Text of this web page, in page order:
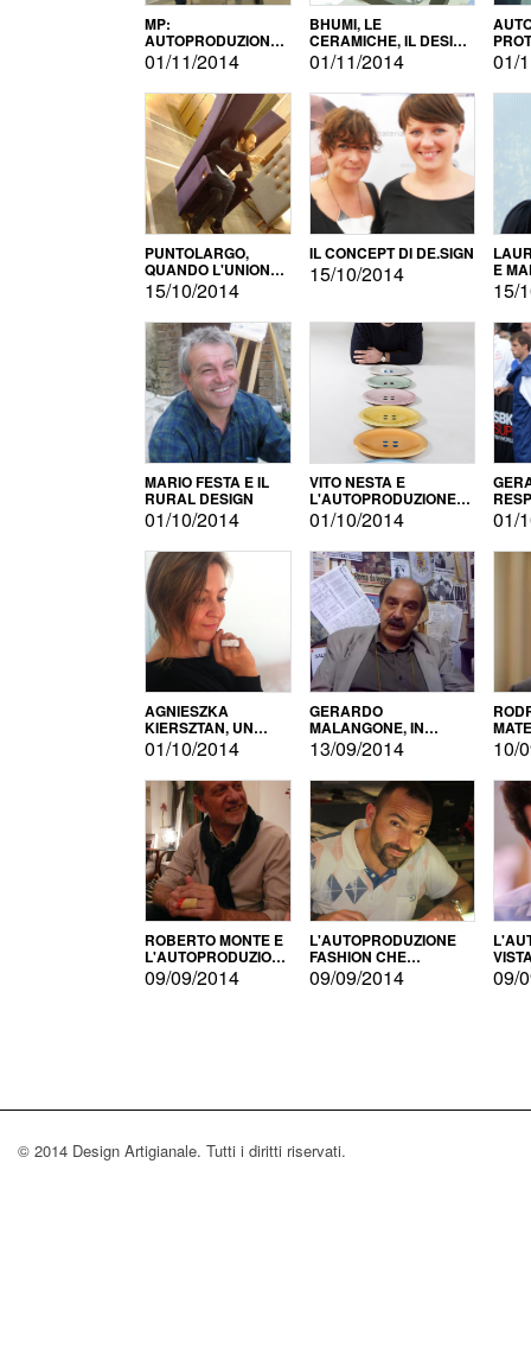
MP:
AUTOPRODUZIONE
E INNOVAZIONE
01/11/2014
BHUMI, LE
CERAMICHE, IL DESIGN
E L'AUTOPRODUZIONE
01/11/2014 01/
PUNTOLARGO,
QUANDO L'UNIONE
FA LA FORZA E
VINCE
15/10/2014
IL CONCEPT DI DE.SIGN
15/10/2014 E
15/
MARIO FESTA E IL
RURAL DESIGN
01/10/2014
VITO NESTA E
L'AUTOPRODUZIONE
COME RECUPERO DEI
SIMBOLI
01/10/2014 01/
AGNIESZKA
KIERSZTAN, UN
MODELLO DI
AUTOPRODUZIONE
01/10/2014
GERARDO
MALANGONE, IN
GIURIA PER IL
CONCORSO
LETTERARIO
13/09/2014 10/
ROBERTO MONTE E
L'AUTOPRODUZIONE
CON IL CENSIMENTO
09/09/2014
L'AUTOPRODUZIONE
FASHION CHE
CONQUISTA GLI USA
09/09/2014 09/
© 2014 Design Artigianale. Tutti i diritti riservati.